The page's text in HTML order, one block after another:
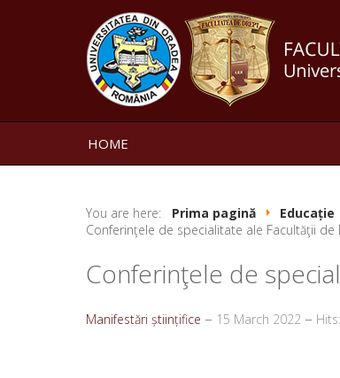
HOME
You are here: Prima pagină Educație
Conferinţele de specialitate ale Facultăţii de
Conferinţele de
Manifestări științifice 15 March 2022